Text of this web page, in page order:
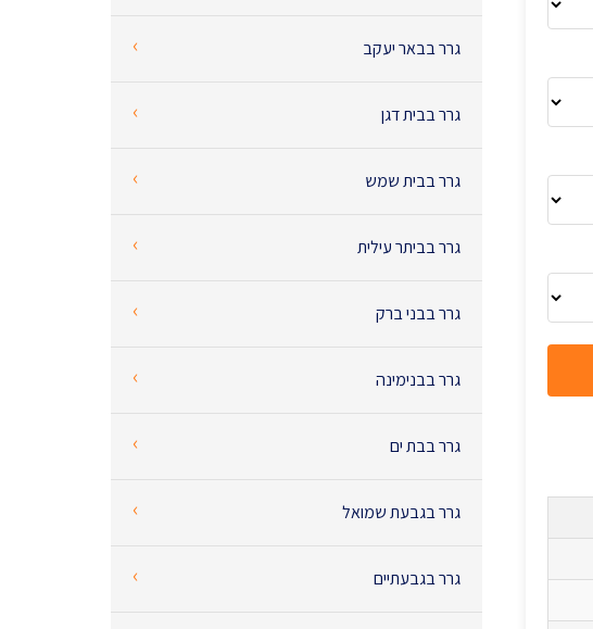
‹ גרר בבאר יעקב
‹ גרר בבית דגן
‹ גרר בבית שמש
‹ גרר בביתר עילית
‹ גרר בבני ברק
‹ גרר בבנימינה
‹ גרר בבת ים
‹ גרר בגבעת שמואל
‹ גרר בגבעתיים